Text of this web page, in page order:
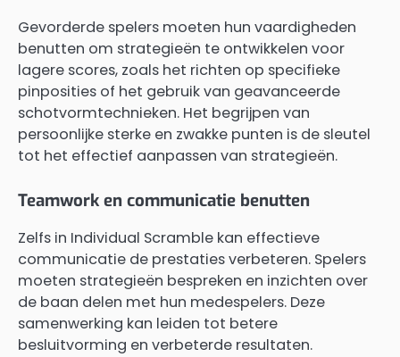
Gevorderde spelers moeten hun vaardigheden
benutten om strategieën te ontwikkelen voor
lagere scores, zoals het richten op specifieke
pinposities of het gebruik van geavanceerde
schotvormtechnieken. Het begrijpen van
persoonlijke sterke en zwakke punten is de sleutel
tot het effectief aanpassen van strategieën.
Teamwork en communicatie benutten
Zelfs in Individual Scramble kan effectieve
communicatie de prestaties verbeteren. Spelers
moeten strategieën bespreken en inzichten over
de baan delen met hun medespelers. Deze
samenwerking kan leiden tot betere
besluitvorming en verbeterde resultaten.